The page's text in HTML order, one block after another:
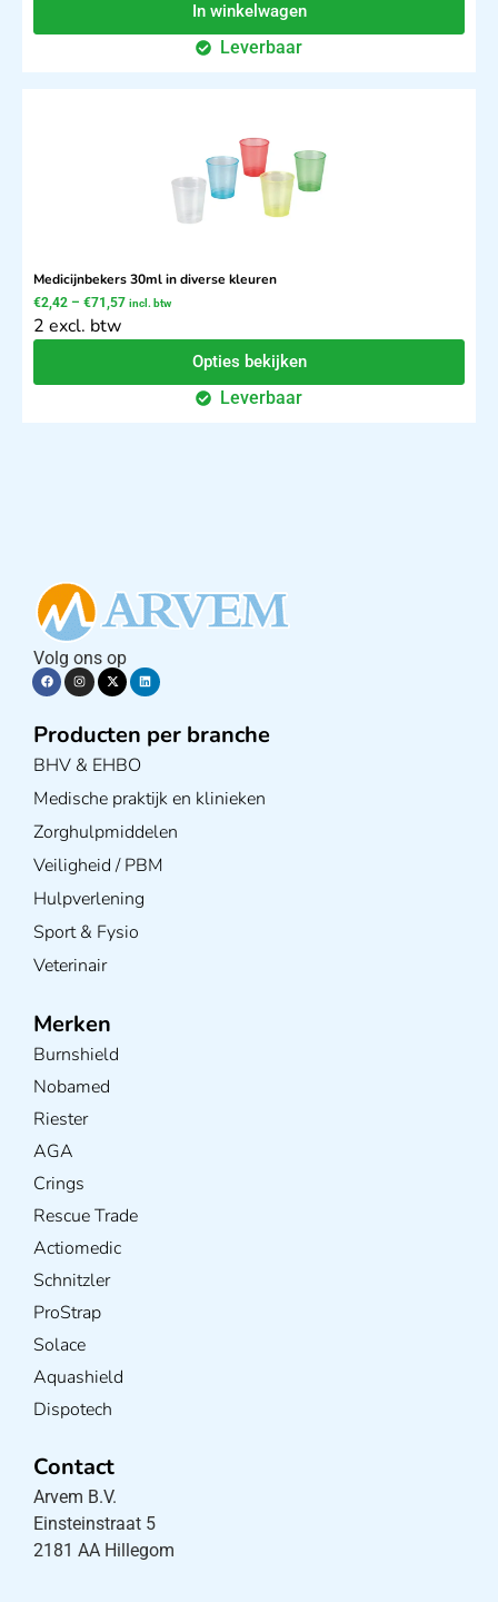
In winkelwagen
Leverbaar
Medicijnbekers 30ml in diverse kleuren
€2,42 – €71,57 incl. btw
2 excl. btw
Opties bekijken
Leverbaar
Volg ons op
Producten per branche
BHV & EHBO
Medische praktijk en klinieken
Zorghulpmiddelen
Veiligheid / PBM
Hulpverlening
Sport & Fysio
Veterinair
Merken
Burnshield
Nobamed
Riester
AGA
Crings
Rescue Trade
Actiomedic
Schnitzler
ProStrap
Solace
Aquashield
Dispotech
Contact
Arvem B.V.
Einsteinstraat 5
2181 AA Hillegom